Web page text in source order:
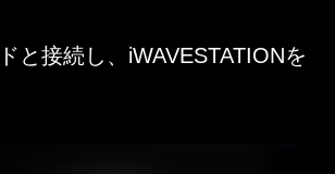
と接続し、iWAVESTATIONを